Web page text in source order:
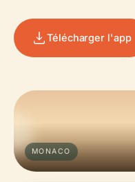
Télécharger l'app
MONACO